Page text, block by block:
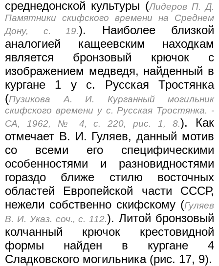
среднедонской культуры (Лидеров П. Д.
Памятники скифского времени на Среднем
Дону, с. 19.). Наиболее близкой
аналогией кащеевским находкам
является бронзовый крючок с
изображением медведя, найденный в
кургане 1 у с. Русская Тростянка
(Пузикова А. И. Курганный могильник
скифского времени у с. Русская Тростянка. -
СА, 1962, № 4, с. 220, рис. 1, 8.). Как
отмечает В. И. Гуляев, данный мотив
со всеми его специфическими
особенностями и разновидностями
гораздо ближе стилю восточных
областей Европейской части СССР,
нежели собственно скифскому (Гуляев
В. И. Указ. соч., с. 112.). Литой бронзовый
колчанный крючок крестовидной
формы найден в кургане 4
Сладковского могильника (рис. 17, 9).